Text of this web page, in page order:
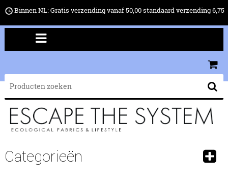
Binnen NL: Gratis verzending vanaf 50,00 standaard verzending 6,75
Categorieën